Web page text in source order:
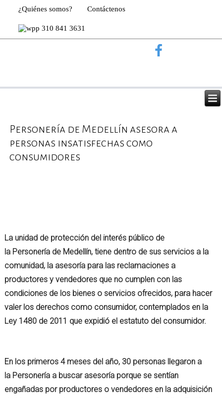
¿Quiénes somos? Contáctenos
310 841 3631
Personería de Medellín asesora a
personas insatisfechas como
consumidores
La unidad de protección del interés público de
la Personería de Medellín, tiene dentro de sus servicios a la
comunidad, la asesoría para las reclamaciones a
productores y vendedores que no cumplen con las
condiciones de los bienes o servicios ofrecidos, para hacer
valer los derechos como consumidor, contemplados en la
Ley 1480 de 2011 que expidió el estatuto del consumidor.
En los primeros 4 meses del año, 30 personas llegaron a
la Personería a buscar asesoría porque se sentían
engañadas por productores o vendedores en la adquisición